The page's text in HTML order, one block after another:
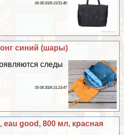
06 08 2026 23:51:40
синий (шары)
следы
05 08 2026 21:23:47
good, 800 мл, красная